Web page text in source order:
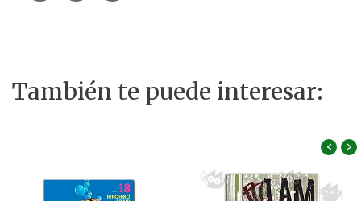
También te puede interesar:
‹ ›